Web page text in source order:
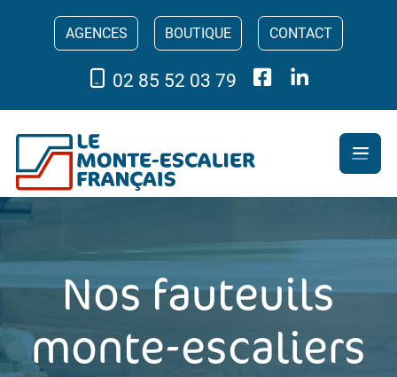
AGENCES BOUTIQUE CONTACT
02 85 52 03 79
Nos fauteuils
monte-escaliers